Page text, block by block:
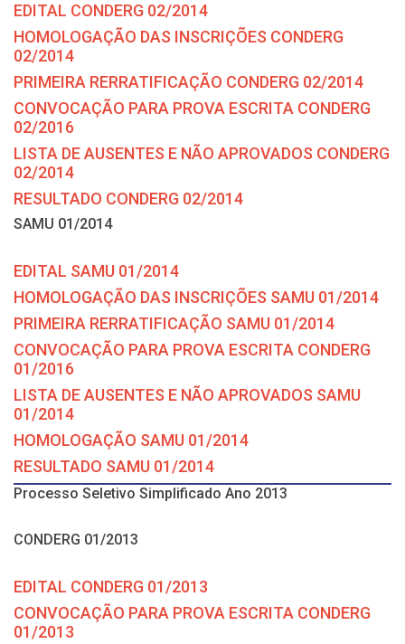
EDITAL CONDERG 02/2014
HOMOLOGAÇÃO DAS INSCRIÇÕES CONDERG
02/2014
PRIMEIRA RERRATIFICAÇÃO CONDERG 02/2014
CONVOCAÇÃO PARA PROVA ESCRITA CONDERG
02/2016
LISTA DE AUSENTES E NÃO APROVADOS CONDERG
02/2014
RESULTADO CONDERG 02/2014
SAMU 01/2014
EDITAL SAMU 01/2014
HOMOLOGAÇÃO DAS INSCRIÇÕES SAMU 01/2014
PRIMEIRA RERRATIFICAÇÃO SAMU 01/2014
CONVOCAÇÃO PARA PROVA ESCRITA CONDERG
01/2016
LISTA DE AUSENTES E NÃO APROVADOS SAMU
01/2014
HOMOLOGAÇÃO SAMU 01/2014
RESULTADO SAMU 01/2014
Processo Seletivo Simplificado Ano 2013
CONDERG 01/2013
EDITAL CONDERG 01/2013
CONVOCAÇÃO PARA PROVA ESCRITA CONDERG
01/2013